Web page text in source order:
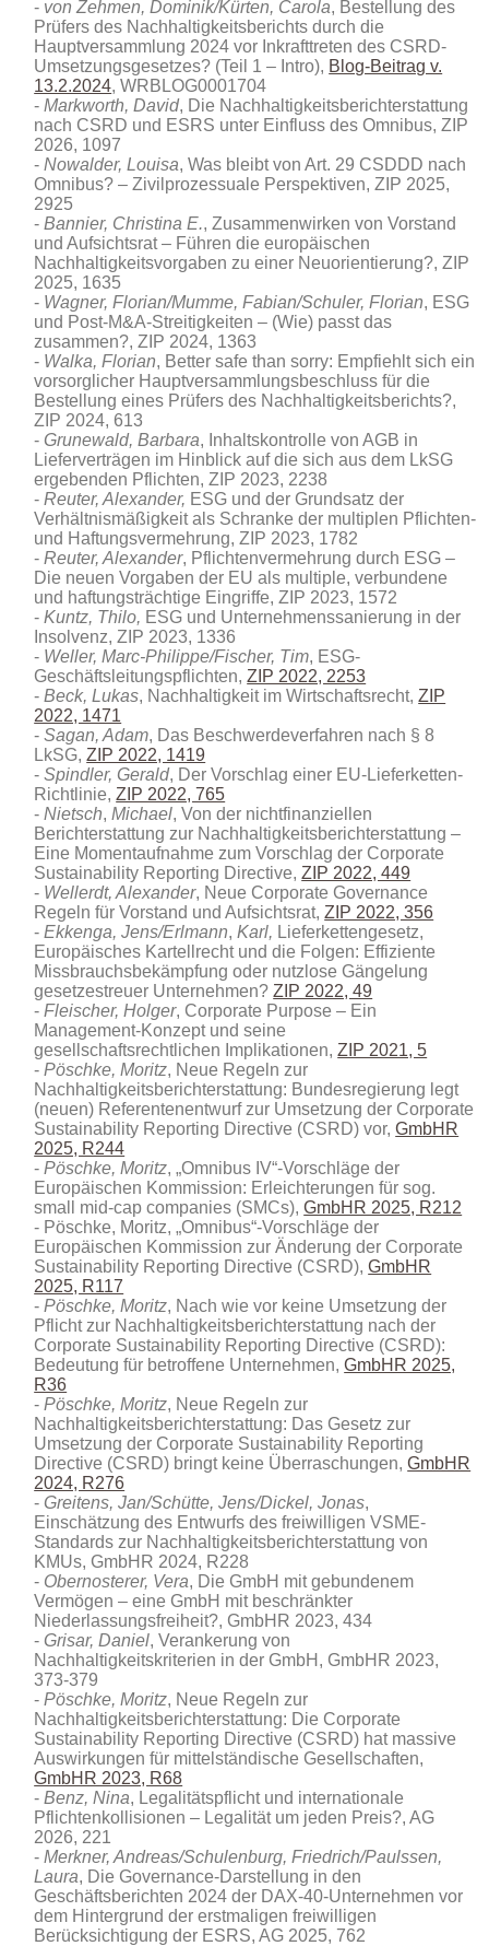
von Zehmen, Dominik/Kürten, Carola, Bestellung des
Prüfers des Nachhaltigkeitsberichts durch die
Hauptversammlung 2024 vor Inkrafttreten des CSRD-
Umsetzungsgesetzes? (Teil 1 – Intro), Blog-Beitrag v.
13.2.2024, WRBLOG0001704
Markworth, David, Die Nachhaltigkeitsberichterstattung
nach CSRD und ESRS unter Einfluss des Omnibus, ZIP
2026, 1097
Nowalder, Louisa, Was bleibt von Art. 29 CSDDD nach
Omnibus? – Zivilprozessuale Perspektiven, ZIP 2025,
2925
Bannier, Christina E., Zusammenwirken von Vorstand
und Aufsichtsrat – Führen die europäischen
Nachhaltigkeitsvorgaben zu einer Neuorientierung?, ZIP
2025, 1635
Wagner, Florian/Mumme, Fabian/Schuler, Florian, ESG
und Post-M&A-Streitigkeiten – (Wie) passt das
zusammen?, ZIP 2024, 1363
Walka, Florian, Better safe than sorry: Empfiehlt sich ein
vorsorglicher Hauptversammlungsbeschluss für die
Bestellung eines Prüfers des Nachhaltigkeitsberichts?,
ZIP 2024, 613
Grunewald, Barbara, Inhaltskontrolle von AGB in
Lieferverträgen im Hinblick auf die sich aus dem LkSG
ergebenden Pflichten, ZIP 2023, 2238
Reuter, Alexander, ESG und der Grundsatz der
Verhältnismäßigkeit als Schranke der multiplen Pflichten-
und Haftungsvermehrung, ZIP 2023, 1782
Reuter, Alexander, Pflichtenvermehrung durch ESG –
Die neuen Vorgaben der EU als multiple, verbundene
und haftungsträchtige Eingriffe, ZIP 2023, 1572
Kuntz, Thilo, ESG und Unternehmenssanierung in der
Insolvenz, ZIP 2023, 1336
Weller, Marc-Philippe/Fischer, Tim, ESG-
Geschäftsleitungspflichten,ZIP 2022, 2253
Beck, Lukas, Nachhaltigkeit im Wirtschaftsrecht,ZIP
2022, 1471
Sagan, Adam, Das Beschwerdeverfahren nach § 8
LkSG,ZIP 2022, 1419
Spindler, Gerald, Der Vorschlag einer EU-Lieferketten-
Richtlinie,ZIP 2022, 765
Nietsch,Michael, Von der nichtfinanziellen
Berichterstattung zur Nachhaltigkeitsberichterstattung –
Eine Momentaufnahme zum Vorschlag der Corporate
Sustainability Reporting Directive,ZIP 2022, 449
Wellerdt, Alexander, Neue Corporate Governance
Regeln für Vorstand und Aufsichtsrat,ZIP 2022, 356
Ekkenga, Jens/Erlmann,Karl, Lieferkettengesetz,
Europäisches Kartellrecht und die Folgen: Effiziente
Missbrauchsbekämpfung oder nutzlose Gängelung
gesetzestreuer Unternehmen?ZIP 2022, 49
Fleischer, Holger, Corporate Purpose – Ein
Management-Konzept und seine
gesellschaftsrechtlichen Implikationen,ZIP 2021, 5
Pöschke, Moritz, Neue Regeln zur
Nachhaltigkeitsberichterstattung: Bundesregierung legt
(neuen) Referentenentwurf zur Umsetzung der Corporate
Sustainability Reporting Directive (CSRD) vor,GmbHR
2025, R244
Pöschke, Moritz, „Omnibus IV“-Vorschläge der
Europäischen Kommission: Erleichterungen für sog.
small mid-cap companies (SMCs), GmbHR 2025, R212
Pöschke, Moritz, „Omnibus“-Vorschläge der
Europäischen Kommission zur Änderung der Corporate
Sustainability Reporting Directive (CSRD),GmbHR
2025, R117
Pöschke, Moritz, Nach wie vor keine Umsetzung der
Pflicht zur Nachhaltigkeitsberichterstattung nach der
Corporate Sustainability Reporting Directive (CSRD):
Bedeutung für betroffene Unternehmen,GmbHR 2025,
R36
Pöschke, Moritz, Neue Regeln zur
Nachhaltigkeitsberichterstattung: Das Gesetz zur
Umsetzung der Corporate Sustainability Reporting
Directive (CSRD) bringt keine Überraschungen,GmbHR
2024, R276
Greitens, Jan/Schütte, Jens/Dickel, Jonas,
Einschätzung des Entwurfs des freiwilligen VSME-
Standards zur Nachhaltigkeitsberichterstattung von
KMUs, GmbHR 2024, R228
Obernosterer, Vera, Die GmbH mit gebundenem
Vermögen – eine GmbH mit beschränkter
Niederlassungsfreiheit?, GmbHR 2023, 434
Grisar, Daniel, Verankerung von
Nachhaltigkeitskriterien in der GmbH, GmbHR 2023,
373-379
Pöschke, Moritz, Neue Regeln zur
Nachhaltigkeitsberichterstattung: Die Corporate
Sustainability Reporting Directive (CSRD) hat massive
Auswirkungen für mittelständische Gesellschaften,
GmbHR 2023, R68
Benz, Nina, Legalitätspflicht und internationale
Pflichtenkollisionen – Legalität um jeden Preis?, AG
2026, 221
Merkner, Andreas/Schulenburg, Friedrich/Paulssen,
Laura, Die Governance-Darstellung in den
Geschäftsberichten 2024 der DAX‑40-Unternehmen vor
dem Hintergrund der erstmaligen freiwilligen
Berücksichtigung der ESRS, AG 2025, 762